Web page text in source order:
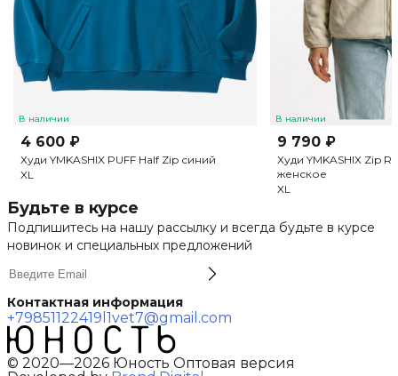
В наличии
4 600 ₽
Худи YMKASHIX PUFF Half Zip синий
XL
В наличии
9 790 ₽
Худи YMKASHIX Zip
женское
XL
Будьте в курсе
Подпишитесь на нашу рассылку и всегда будьте в курсе
новинок и специальных предложений
Контактная информация
+79851122419 l1vet7@gmail.com
© 2020—2026 Юность Оптовая версия